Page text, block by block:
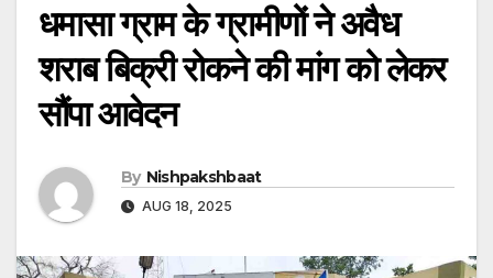
धमासा ग्राम के ग्रामीणों ने अवैध
शराब बिक्री रोकने की मांग को लेकर
सौंपा आवेदन
By Nishpakshbaat
AUG 18, 2025